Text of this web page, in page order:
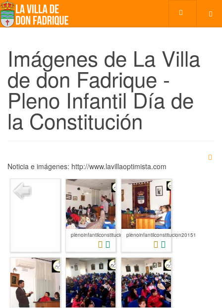
Imágenes de La Villa
de don Fadrique -
Pleno Infantil Día de
la Constitución
Noticia e imágenes: http://www.lavillaoptimista.com
plenoinfantilconstitucion2015plenoinfantilconstitucion20151